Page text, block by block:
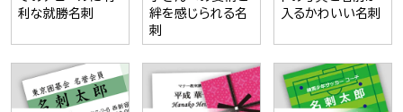
利な就勝名刺
絆を感じられる名
刺
入るかわいい名刺